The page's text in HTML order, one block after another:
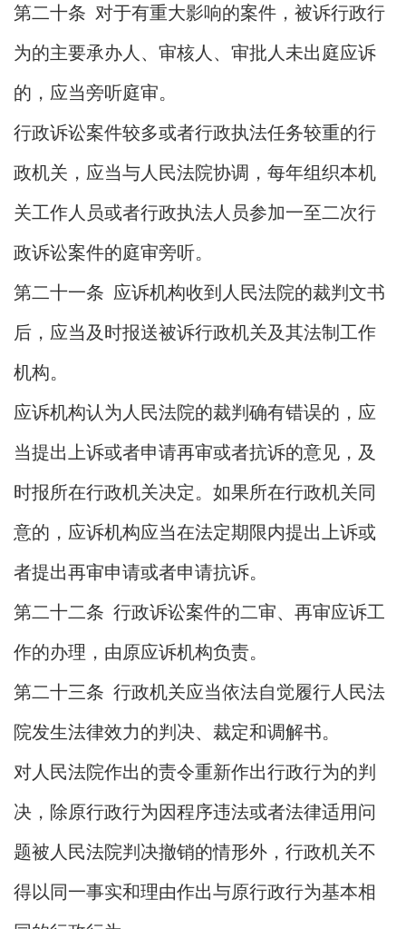
第二十条 对于有重大影响的案件，被诉行政行
为的主要承办人、审核人、审批人未出庭应诉
的，应当旁听庭审。
行政诉讼案件较多或者行政执法任务较重的行
政机关，应当与人民法院协调，每年组织本机
关工作人员或者行政执法人员参加一至二次行
政诉讼案件的庭审旁听。
第二十一条 应诉机构收到人民法院的裁判文书
后，应当及时报送被诉行政机关及其法制工作
机构。
应诉机构认为人民法院的裁判确有错误的，应
当提出上诉或者申请再审或者抗诉的意见，及
时报所在行政机关决定。如果所在行政机关同
意的，应诉机构应当在法定期限内提出上诉或
者提出再审申请或者申请抗诉。
第二十二条 行政诉讼案件的二审、再审应诉工
作的办理，由原应诉机构负责。
第二十三条 行政机关应当依法自觉履行人民法
院发生法律效力的判决、裁定和调解书。
对人民法院作出的责令重新作出行政行为的判
决，除原行政行为因程序违法或者法律适用问
题被人民法院判决撤销的情形外，行政机关不
得以同一事实和理由作出与原行政行为基本相